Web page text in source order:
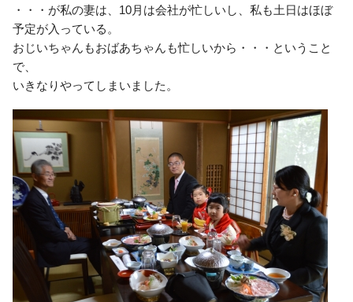
・・・が私の妻は、10月は会社が忙しいし、私も土日はほぼ
予定が入っている。
おじいちゃんもおばあちゃんも忙しいから・・・ということ
で、
いきなりやってしまいました。